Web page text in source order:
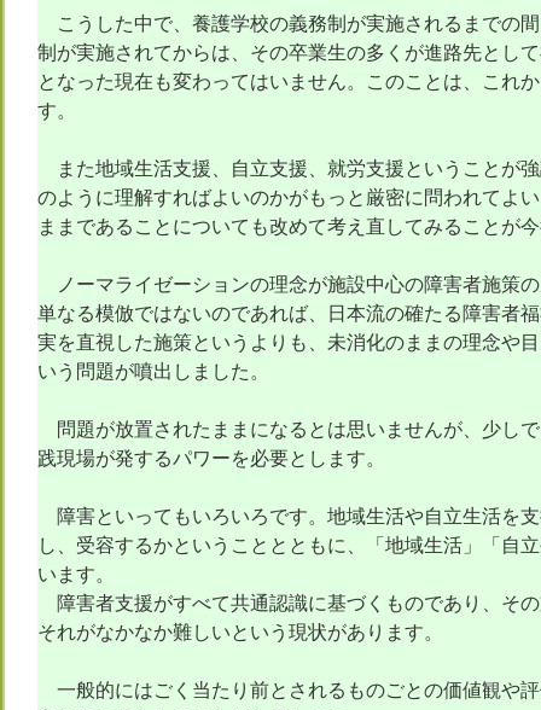
こうした中で、養護学校の義務制が実施されるまでの
制が実施されてからは、その卒業生の多くが進路先とし
となった現在も変わってはいません。このことは、これ
す。
また地域生活支援、自立支援、就労支援ということが
のように理解すればよいのかがもっと厳密に問われてよ
ままであることについても改めて考え直してみることが
ノーマライゼーションの理念が施設中心の障害者施策
単なる模倣ではないのであれば、日本流の確たる障害者
実を直視した施策というよりも、未消化のままの理念や
いう問題が噴出しました。
問題が放置されたままになるとは思いませんが、少し
践現場が発するパワーを必要とします。
障害といってもいろいろです。地域生活や自立生活を
し、受容するかということとともに、「地域生活」「自
います。
障害者支援がすべて共通認識に基づくものであり、そ
それがなかなか難しいという現状があります。
一般的にはごく当たり前とされるものごとの価値観や